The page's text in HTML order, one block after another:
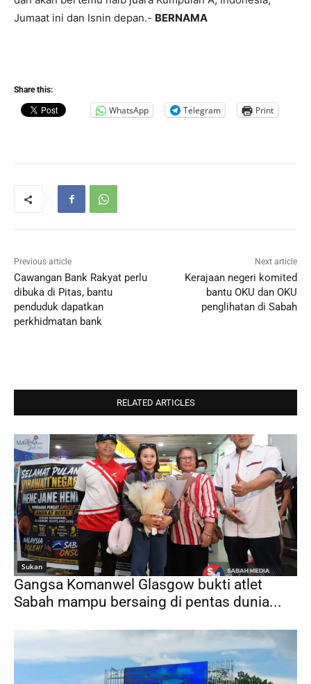
Jumaat ini dan Isnin depan.- BERNAMA
Share this:
WhatsApp Telegram Print
Previous article
Cawangan Bank Rakyat perlu
dibuka di Pitas, bantu
penduduk dapatkan
perkhidmatan bank
Next article
Kerajaan negeri komited
bantu OKU dan OKU
penglihatan di Sabah
RELATED ARTICLES
Sukan
Gangsa Komanwel Glasgow bukti atlet
Sabah mampu bersaing di pentas dunia...